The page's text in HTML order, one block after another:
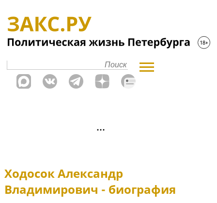
Ходосок Александр
Владимирович - биография